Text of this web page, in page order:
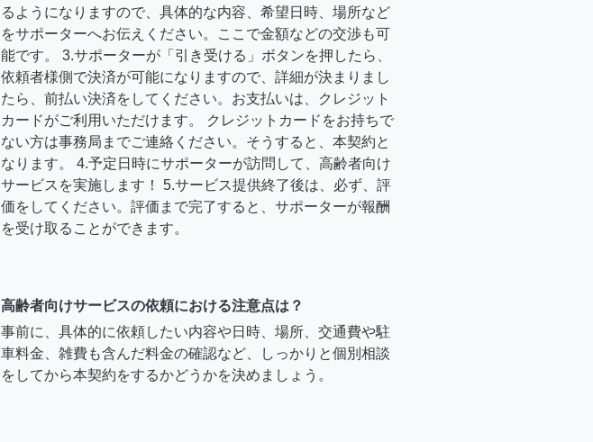
るようになりますので、具体的な内容、希望日時、場所など
をサポーターへお伝えください。ここで金額などの交渉も可
能です。 3.サポーターが「引き受ける」ボタンを押したら、
依頼者様側で決済が可能になりますので、詳細が決まりまし
たら、前払い決済をしてください。お支払いは、クレジット
カードがご利用いただけます。 クレジットカードをお持ちで
ない方は事務局までご連絡ください。そうすると、本契約と
なります。 4.予定日時にサポーターが訪問して、高齢者向け
サービスを実施します！ 5.サービス提供終了後は、必ず、評
価をしてください。評価まで完了すると、サポーターが報酬
を受け取ることができます。
高齢者向けサービスの依頼における注意点は？
事前に、具体的に依頼したい内容や日時、場所、交通費や駐
車料金、雑費も含んだ料金の確認など、しっかりと個別相談
をしてから本契約をするかどうかを決めましょう。